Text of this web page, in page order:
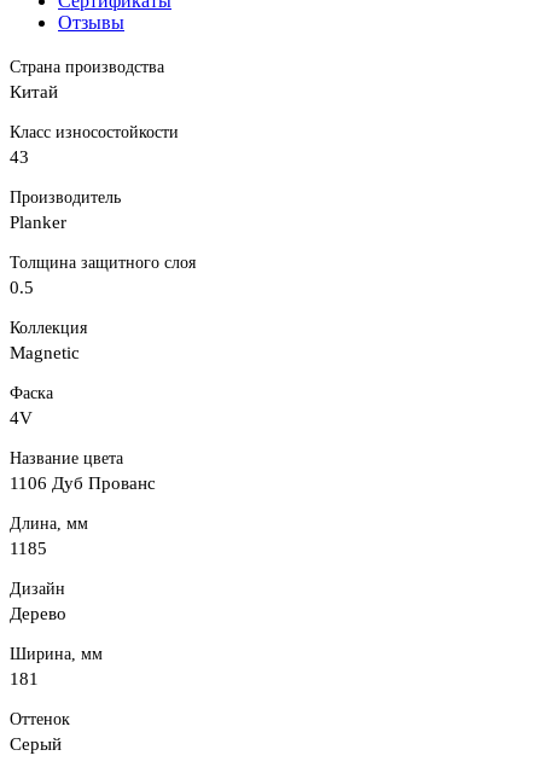
Отзывы
Страна производства
Китай
Класс износостойкости
43
Производитель
Planker
Толщина защитного слоя
0.5
Коллекция
Magnetic
Фаска
4V
Название цвета
1106 Дуб Прованс
Длина, мм
1185
Дизайн
Дерево
Ширина, мм
181
Оттенок
Серый